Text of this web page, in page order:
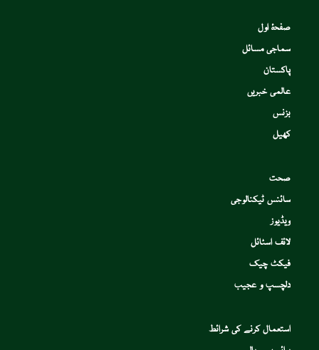
صفحۂ اول
سماجی مسائل
پاکستان
عالمی خبریں
بزنس
کھیل
صحت
سائنس ٹیکنالوجی
ویڈیوز
لائف اسٹائل
فیکٹ چیک
دلچسپ و عجیب
استعمال کرنے کی شرائط